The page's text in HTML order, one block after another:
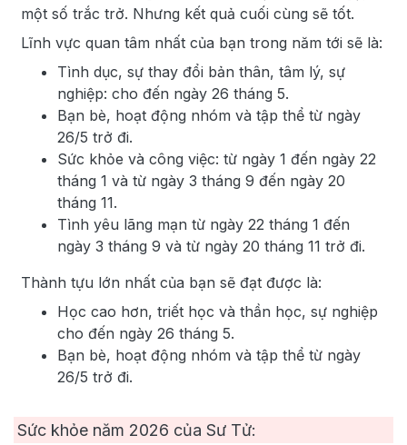
một số trắc trở. Nhưng kết quả cuối cùng sẽ tốt.
Lĩnh vực quan tâm nhất của bạn trong năm tới sẽ là:
Tình dục, sự thay đổi bản thân, tâm lý, sự
nghiệp: cho đến ngày 26 tháng 5.
Bạn bè, hoạt động nhóm và tập thể từ ngày
26/5 trở đi.
Sức khỏe và công việc: từ ngày 1 đến ngày 22
tháng 1 và từ ngày 3 tháng 9 đến ngày 20
tháng 11.
Tình yêu lãng mạn từ ngày 22 tháng 1 đến
ngày 3 tháng 9 và từ ngày 20 tháng 11 trở đi.
Thành tựu lớn nhất của bạn sẽ đạt được là:
Học cao hơn, triết học và thần học, sự nghiệp
cho đến ngày 26 tháng 5.
Bạn bè, hoạt động nhóm và tập thể từ ngày
26/5 trở đi.
Sức khỏe năm 2026 của Sư Tử: